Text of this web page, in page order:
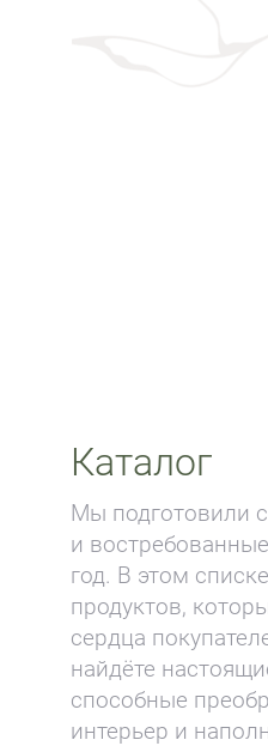
Каталог
Мы подготовили
и
год. В этом
продуктов,
сердца
найдёте
способные
интерьер и